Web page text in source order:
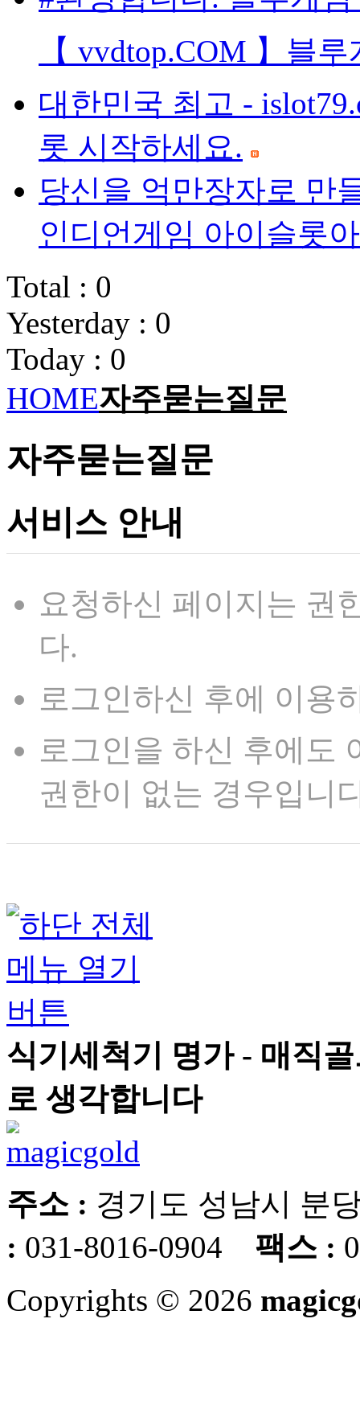
【 vvdtop.COM 】블
대한민국 최고 -
롯 시작하세요.
당신을 억만장자로 만
인디언게임 아이슬롯
Total : 0
Yesterday : 0
Today : 0
HOME자주묻는질문
자주묻는질문
서비스 안내
요청하신 페이지는 권
다.
로그인하신 후에 이용
로그인을 하신 후에도
권한이 없는 경우입니
식기세척기 명가 - 매직
로 생각합니다
주소 : 경기도 성남시 분
: 031-8016-0904 팩스 :
Copyrights © 2026